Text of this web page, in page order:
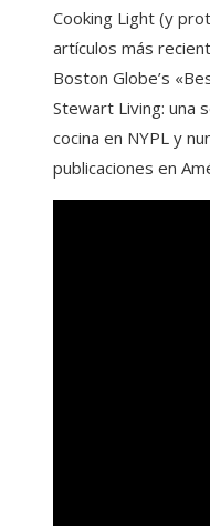
Cooking Light (y
artículos más
Boston Globe’s
Stewart Living: una
cocina en NYPL y
publicaciones en